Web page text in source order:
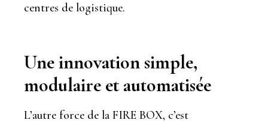
centres de logistique.
Une innovation simple,
modulaire et automatisée
L’autre force de la FIRE BOX, c’est